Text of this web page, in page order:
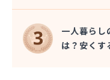
一人暮らし
は？安くす